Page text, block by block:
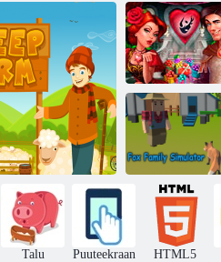
Rüütlid ja
pruudid
Foxi pere
simulaator
Talu Puuteekraan HTML5